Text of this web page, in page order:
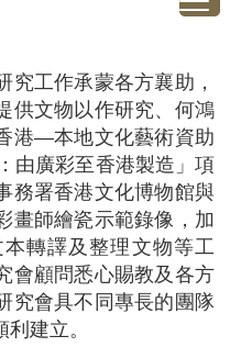
究工作承蒙各方襄助，
供文物以作研究、何鴻
港—本地文化藝術資助
由廣彩至香港製造」項
務署香港文化博物館與
畫師繪瓷示範錄像，加
轉譯及整理文物等工
會顧問悉心賜教及各方
究會具不同專長的團隊
建立。